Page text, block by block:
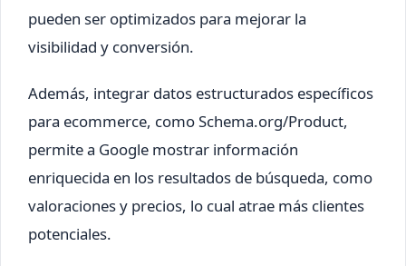
pueden ser optimizados para mejorar la
visibilidad y conversión.
Además, integrar datos estructurados específicos
para ecommerce, como Schema.org/Product,
permite a Google mostrar información
enriquecida en los resultados de búsqueda, como
valoraciones y precios, lo cual atrae más clientes
potenciales.